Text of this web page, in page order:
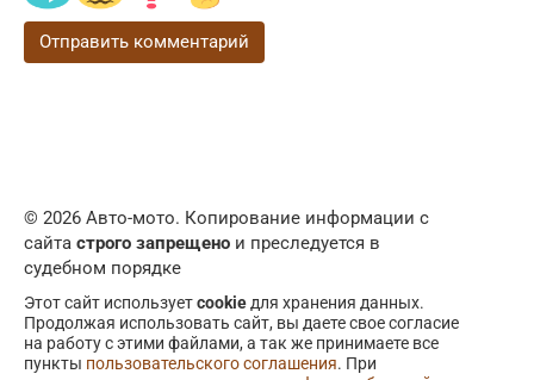
© 2026 Авто-мото. Копирование информации с
сайта строго запрещено и преследуется в
судебном порядке
Этот сайт используетcookie для хранения данных.
Продолжая использовать сайт, вы даете свое согласие
на работу с этими файлами, а так же принимаете все
пункты пользовательского соглашения. При